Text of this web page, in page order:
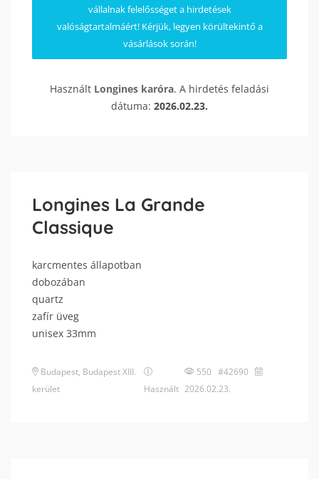
vállalnak felelősséget a hirdetések
valóságtartalmáért! Kérjük, legyen körültekintő a
vásárlások során!
Használt Longines karóra. A hirdetés feladási
dátuma: 2026.02.23.
Longines La Grande
Classique
karcmentes állapotban
dobozában
quartz
zafír üveg
unisex 33mm
Budapest, Budapest XIII.
kerület
Használt
550 #42690
2026.02.23.